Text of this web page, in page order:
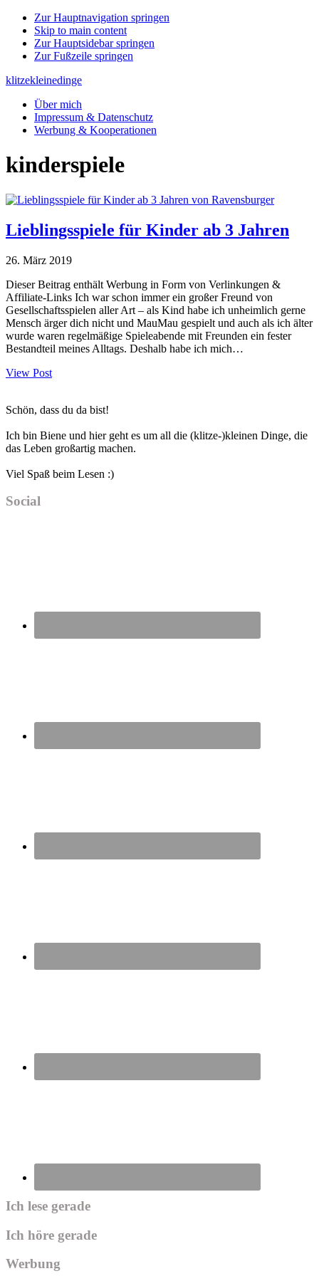
Zur Hauptnavigation springen
Skip to main content
Zur Hauptsidebar springen
Zur Fußzeile springen
klitzekleinedinge
Über mich
Impressum & Datenschutz
Werbung & Kooperationen
kinderspiele
Lieblingsspiele für Kinder ab 3 Jahren
26. März 2019
Dieser Beitrag enthält Werbung in Form von Verlinkungen &
Affiliate-Links Ich war schon immer ein großer Freund von
Gesellschaftsspielen aller Art – als Kind habe ich unheimlich gerne
Mensch ärger dich nicht und MauMau gespielt und auch als ich älter
wurde waren regelmäßige Spieleabende mit Freunden ein fester
Bestandteil meines Alltags. Deshalb habe ich mich…
View Post
Sidebar
Schön, dass du da bist!
Ich bin Biene und hier geht es um all die (klitze-)kleinen Dinge, die
das Leben großartig machen.
Viel Spaß beim Lesen :)
Social
Ich lese gerade
Ich höre gerade
Werbung